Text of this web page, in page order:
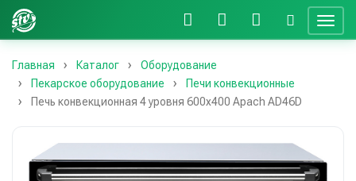
Главная Каталог
Оборудование
Пекарское оборудование
Печи конвекционные
Печь конвекционная 4 уровня 600х400 Apach AD46D